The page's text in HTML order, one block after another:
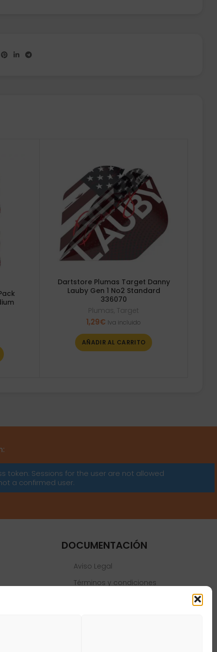
Dartstore Plumas Target Danny
Lauby Gen 1 No2 Standard
336070
Plumas, Target
1,29€ Iva incluido
AÑADIR AL CARRITO
token: Sessions for the user are not allowed
a confirmed user.
DOCUMENTACIÓN
Aviso Legal
Términos y condiciones